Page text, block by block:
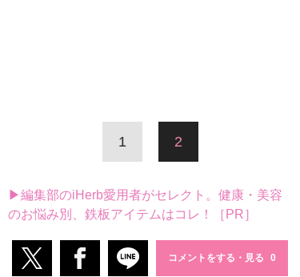
1 2
▶編集部のiHerb愛用者がセレクト。健康・美容
のお悩み別、鉄板アイテムはコレ！［PR］
コメントをする・見る